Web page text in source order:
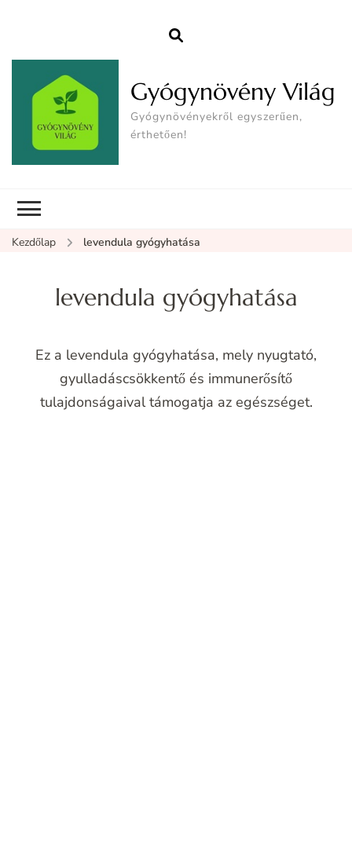
Gyógynövény Világ
Gyógynövényekről egyszerűen,
érthetően!
Kezdőlap levendula gyógyhatása
levendula gyógyhatása
Ez a levendula gyógyhatása, mely nyugtató,
gyulladáscsökkentő és immunerősítő
tulajdonságaival támogatja az egészséget.